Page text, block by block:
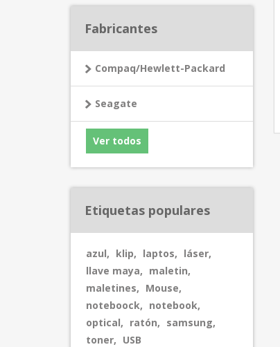
Fabricantes
Compaq/Hewlett-Packard
Seagate
Ver todos
Etiquetas populares
azul, klip, laptos, láser,
llave maya, maletin,
maletines, Mouse,
noteboock, notebook,
optical, ratón, samsung,
toner, USB